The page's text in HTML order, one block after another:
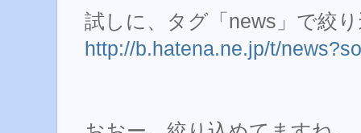
試しに、タグ「news」で絞
http://b.hatena.ne.jp/t/